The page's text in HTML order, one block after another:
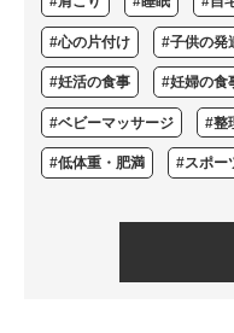
#心の片付け #子供の発
#妊活の食事 #妊婦の食
#ベビーマッサージ #整
#低体重・肥満 #スポー